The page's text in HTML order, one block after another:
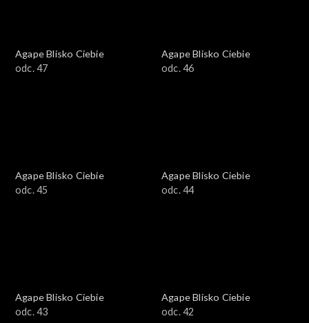
Agape Blisko Ciebie
odc. 47
Agape Blisko Ciebie
odc. 46
Agape Blisko Ciebie
odc. 45
Agape Blisko Ciebie
odc. 44
Agape Blisko Ciebie
odc. 43
Agape Blisko Ciebie
odc. 42